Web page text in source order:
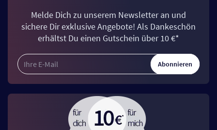
Melde Dich zu unserem Newsletter an und
sichere Dir exklusive Angebote! Als Dankeschön
erhältst Du einen Gutschein über 10 €*
Abonnieren